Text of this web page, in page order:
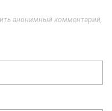
анонимный комментарий,